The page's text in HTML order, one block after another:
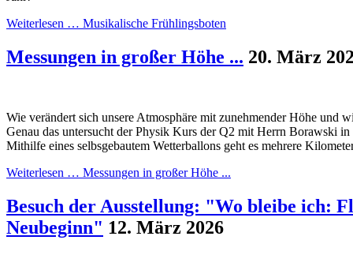
Weiterlesen … Musikalische Frühlingsboten
Messungen in großer Höhe ... 20. März
Wie verändert sich unsere Atmosphäre mit zunehmender Höhe und
Genau das untersucht der Physik Kurs der Q2 mit Herrn Borawski in
Mithilfe eines selbsgebautem Wetterballons geht es mehrere
Weiterlesen … Messungen in großer Höhe ...
Besuch der Ausstellung: "Wo bleibe ich:
Neubeginn" 12. März 2026